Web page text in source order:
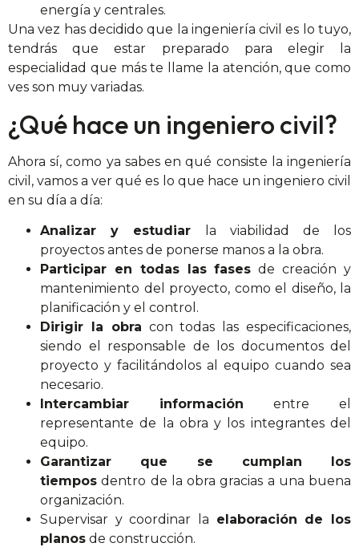
energía y centrales.
Una vez has decidido que la ingeniería civil es lo tuyo,
tendrás que estar preparado para elegir la
especialidad que más te llame la atención, que como
ves son muy variadas.
¿Qué hace un ingeniero civil?
Ahora sí, como ya sabes en qué consiste la ingeniería
civil, vamos a ver qué es lo que hace un ingeniero civil
en su día a día:
Analizar y estudiar la viabilidad de los
proyectos antes de ponerse manos a la obra.
Participar en todas las fases de creación y
mantenimiento del proyecto, como el diseño, la
planificación y el control.
Dirigir la obra con todas las especificaciones,
siendo el responsable de los documentos del
proyecto y facilitándolos al equipo cuando sea
necesario.
Intercambiar información entre el
representante de la obra y los integrantes del
equipo.
Garantizar que se cumplan los
tiempos dentro de la obra gracias a una buena
organización.
Supervisar y coordinar la elaboración de los
planos de construcción.